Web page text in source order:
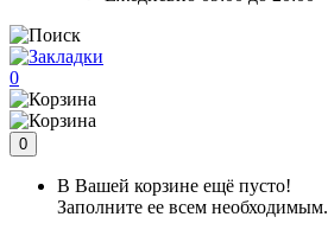
0
0
В Вашей корзине ещё пусто!
Заполните ее всем необходимым.